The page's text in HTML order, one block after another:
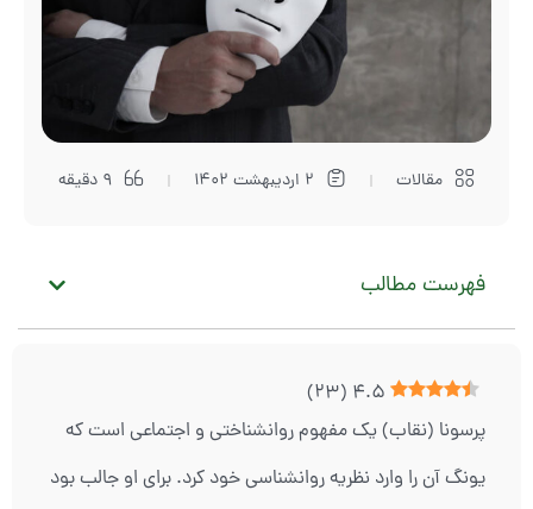
مقالات 2 اردیبهشت 1402 9 دقیقه
فهرست مطالب
4.5
(
23
)
پرسونا (نقاب) یک مفهوم روانشناختی و اجتماعی است که
یونگ آن را وارد نظریه روانشناسی خود کرد. برای او جالب بود